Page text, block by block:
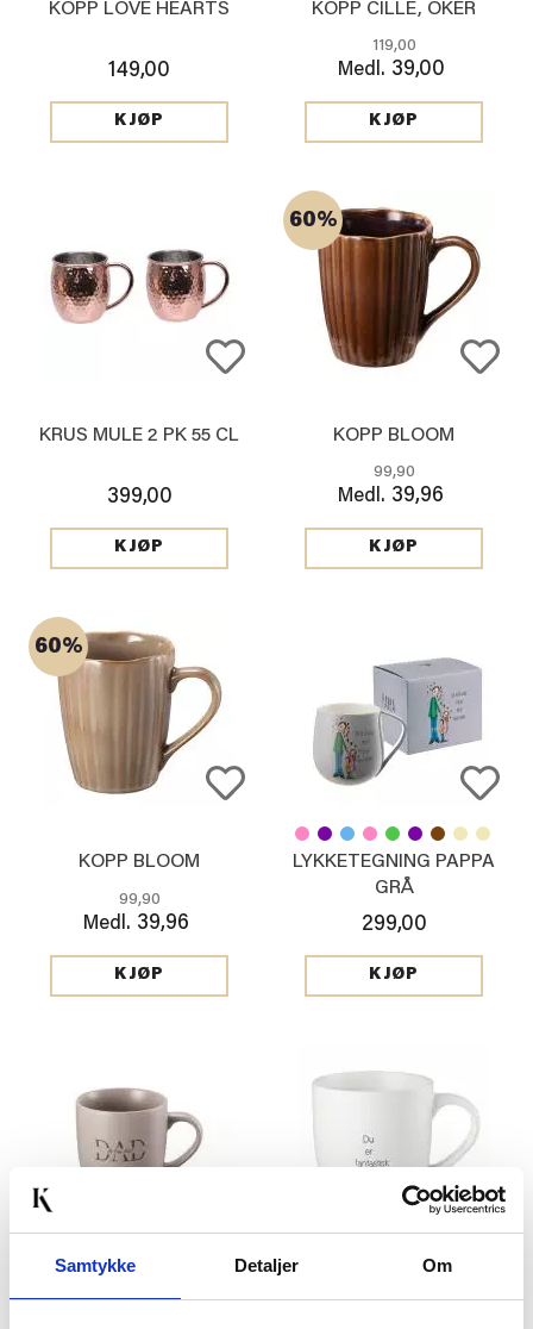
Samtykke Detaljer Om
KOPP LOVE HEARTS
149,00
KJØP
KOPP CILLE, OKER
119,00
Medl. 39,00
KJØP
KRUS MULE 2 PK 55 CL
399,00
KJØP
60%
KOPP BLOOM
99,90
Medl. 39,96
KJØP
60%
KOPP BLOOM
99,90
Medl. 39,96
KJØP
LYKKETEGNING PAPPA
GRÅ
299,00
KJØP